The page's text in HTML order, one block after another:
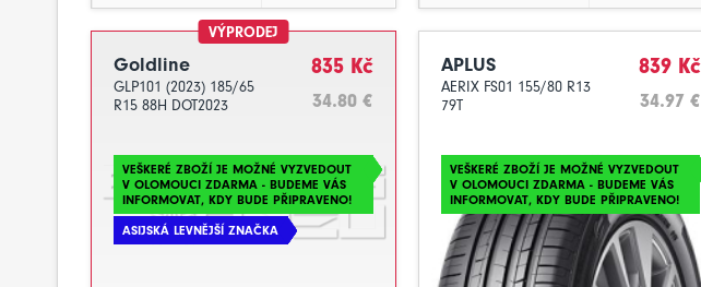
VÝPRODEJ
Goldline
GLP101 (2023) 185/65
R15 88H DOT2023
835 Kč
34.80 €
VEŠKERÉ ZBOŽÍ JE MOŽNÉ VYZVEDOUT
V OLOMOUCI ZDARMA - BUDEME VÁS
INFORMOVAT, KDY BUDE PŘIPRAVENO!
ASIJSKÁ LEVNĚJŠÍ ZNAČKA
APLUS
AERIX FS01 155/80 R13
79T
839 Kč
34.97 €
VEŠKERÉ ZBOŽÍ JE MOŽNÉ VYZVEDOUT
V OLOMOUCI ZDARMA - BUDEME VÁS
INFORMOVAT, KDY BUDE PŘIPRAVENO!